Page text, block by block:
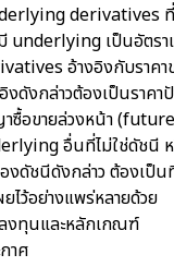
derivatives
underlying เป็นอัตรา
อ้างอิงกับราค
งดังกล่าวต้องเป็นราค
ซื้อขายล่วงหน้า
อื่นที่ไม่ใช่ดัชนี
งดัชนีดังกล่าว ต้องเป็น
ยไว้อย่างแพร่หลายด้วย
ลงทุนและหลักเกณฑ์
าศ